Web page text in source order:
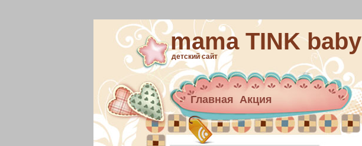
mama TINK baby
детский сайт
Главная Акция
Архив новостей
материнский капитал